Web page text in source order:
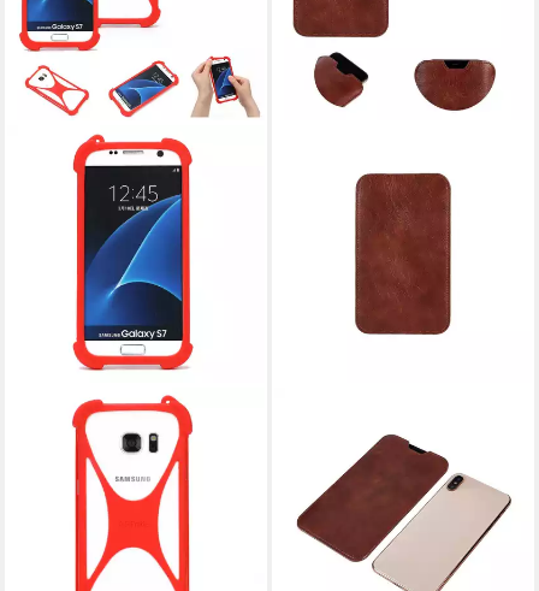
K-S-TRADE
Handyhülle für Nothing Phone
(2a), Handy-Hülle Schutz-
Hülle Bumper Silikon Schutz
lieferbar - in 4-5 Werktagen bei dir
Handyhülle für Nothing Phone
(2a), Schutzhülle Handyhülle
Handytasche Kunstleder
Sleeve in braun
18,99 €
lieferbar - in 4-5 Werktagen bei dir